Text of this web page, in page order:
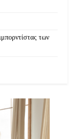
των